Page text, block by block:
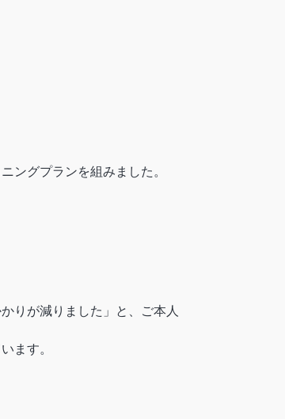
ングプランを組みました。
りが減りました」と、ご本人
ます。